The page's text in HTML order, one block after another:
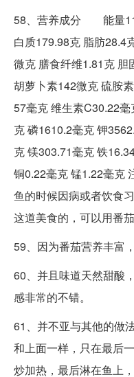
58、营养成分 能量
白质179.98克 脂肪28.4
微克 膳食纤维1.81克
胡萝卜素142微克 硫胺
57毫克 维生素C30.22
克 磷1610.2毫克 钾
克 镁303.71毫克 铁
铜0.22毫克 锰1.22毫
鱼的时候因病或者饮食
这道美食的，可以用番
59、因为番茄营养丰富
60、并且味道天然甜酸
感非常的不错。
61、并不亚与其他的
和上面一样，只在最后
炒加热，最后淋在鱼上